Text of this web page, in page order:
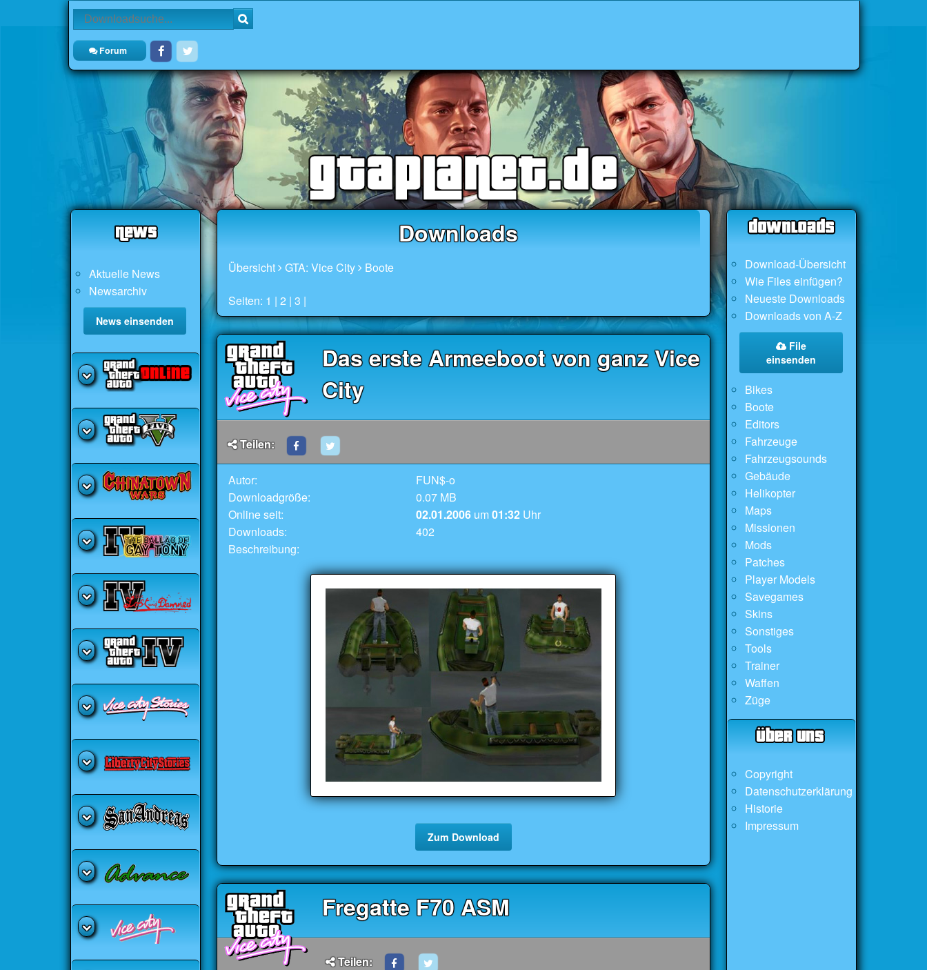
Forum
Aktuelle News
Newsarchiv
News einsenden
Downloads
Übersicht GTA: Vice City Boote
Seiten: 1 | 2 | 3 |
Das erste Armeeboot von ganz Vice
City
Teilen:
Autor:
FUN$-o
Downloadgröße:
0.07 MB
Online seit:
02.01.2006um01:32Uhr
Downloads:
402
Beschreibung:
Zum Download
Fregatte F70 ASM
Teilen:
Download-Übersicht
Wie Files einfügen?
Neueste Downloads
Downloads von A-Z
File
einsenden
Bikes
Boote
Editors
Fahrzeuge
Fahrzeugsounds
Gebäude
Helikopter
Maps
Missionen
Mods
Patches
Player Models
Savegames
Skins
Sonstiges
Tools
Trainer
Waffen
Züge
Copyright
Datenschutzerklärung
Historie
Impressum